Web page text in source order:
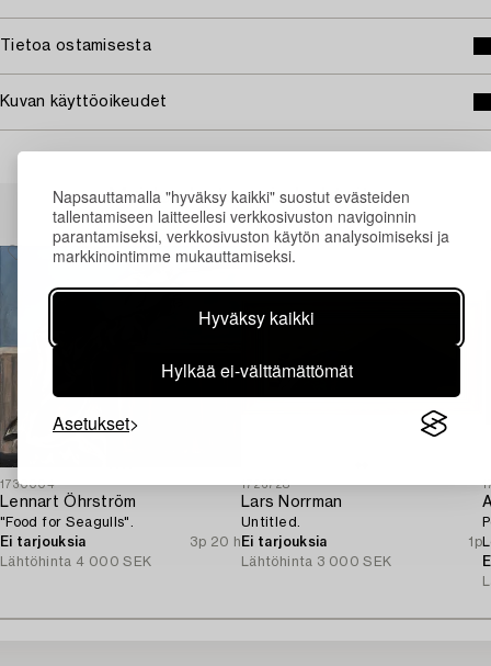
Napsauttamalla "hyväksy kaikki" suostut evästeiden
tallentamiseen laitteellesi verkkosivuston navigoinnin
parantamiseksi, verkkosivuston käytön analysoimiseksi ja
markkinointimme mukauttamiseksi.
Hyväksy kaikki
Hylkää ei-välttämättömät
Asetukset
Tietoa ostamisesta
Kuvan käyttöoikeudet
Muiden katsomia kohteita
1730004
Lennart Öhrström
"Food for Seagulls".
Ei tarjouksia
3p 20 h
Lähtöhinta 4 000 SEK
1726728
Lars Norrman
Untitled.
Ei tarjouksia
1p
Lähtöhinta 3 000 SEK